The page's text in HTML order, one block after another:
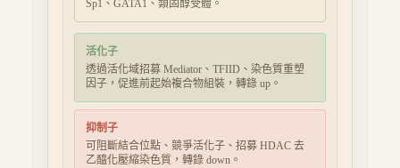
Sp1、GATA1、類固醇受體 。
活化子
透過活化域招募 Mediator、TFIID、染色質重塑
因子，促進前起始複合物組裝，轉錄 up。
抑制子
可阻斷結合位點、競爭活化子、招募 HDAC 去
乙醯化壓縮染色質，轉錄 down。